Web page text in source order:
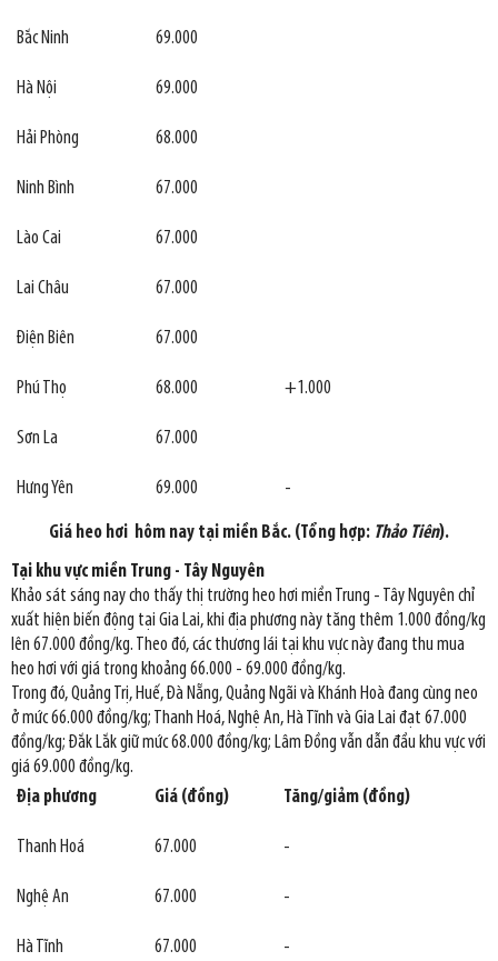
Bắc Ninh 69.000
Hà Nội 69.000
Hải Phòng 68.000
Ninh Bình 67.000
Lào Cai 67.000
Lai Châu 67.000
Điện Biên 67.000
Phú Thọ 68.000 +1.000
Sơn La 67.000
Hưng Yên 69.000 -
Giá heo hơi hôm nay tại miền Bắc. (Tổng hợp: Thảo Tiên).
Tại khu vực miền Trung - Tây Nguyên
Khảo sát sáng nay cho thấy thị trường heo hơi miền Trung - Tây Nguyên chỉ
xuất hiện biến động tại Gia Lai, khi địa phương này tăng thêm 1.000 đồng/kg
lên 67.000 đồng/kg. Theo đó, các thương lái tại khu vực này đang thu mua
heo hơi với giá trong khoảng 66.000 - 69.000 đồng/kg.
Trong đó, Quảng Trị, Huế, Đà Nẵng, Quảng Ngãi và Khánh Hoà đang cùng neo
ở mức 66.000 đồng/kg; Thanh Hoá, Nghệ An, Hà Tĩnh và Gia Lai đạt 67.000
đồng/kg; Đắk Lắk giữ mức 68.000 đồng/kg; Lâm Đồng vẫn dẫn đầu khu vực với
giá 69.000 đồng/kg.
Địa phương
Giá (đồng) Tăng/giảm (đồng)
Thanh Hoá 67.000 -
Nghệ An 67.000 -
Hà Tĩnh 67.000 -